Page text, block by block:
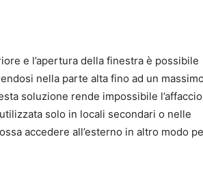
e l’apertura della finestra è possibile
nella parte alta fino ad un massimo
soluzione rende impossibile
solo in locali secondari o nelle
accedere all’esterno in altro modo